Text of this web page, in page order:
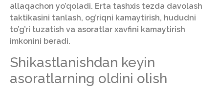
allaqachon yo’qoladi. Erta tashxis tezda davolash
taktikasini tanlash, og’riqni kamaytirish, hududni
to’g’ri tuzatish va asoratlar xavfini kamaytirish
imkonini beradi.
Shikastlanishdan keyin
asoratlarning oldini olish